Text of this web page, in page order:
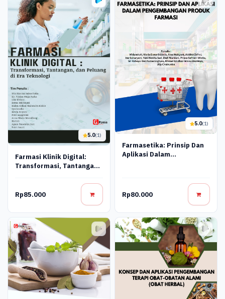
5.0(1)
Farmasi Klinik Digital:
Transformasi, Tantangan,
Rp85.000
5.0(1)
Farmasetika: Prinsip Dan
Aplikasi Dalam
Rp80.000